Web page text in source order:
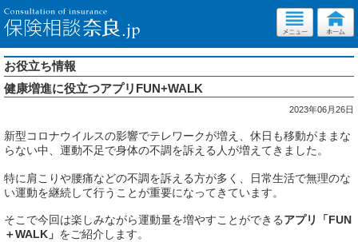
お役立ち情報
健康増進に役立つアプリFUN+WALK
2023年06月26日
新型コロナウイルスの影響でテレワークが増え、休日も移動がままな
らない中、運動不足で身体の不調を訴える人が増えてきました。
特に肩こりや腰痛などの不調を訴える方が多く、日常生活で無理のな
い運動を継続して行うことが重要になってきています。
そこで今回は楽しみながら運動量を増やすことができるアプリ「FUN
＋WALK」 をご紹介します。